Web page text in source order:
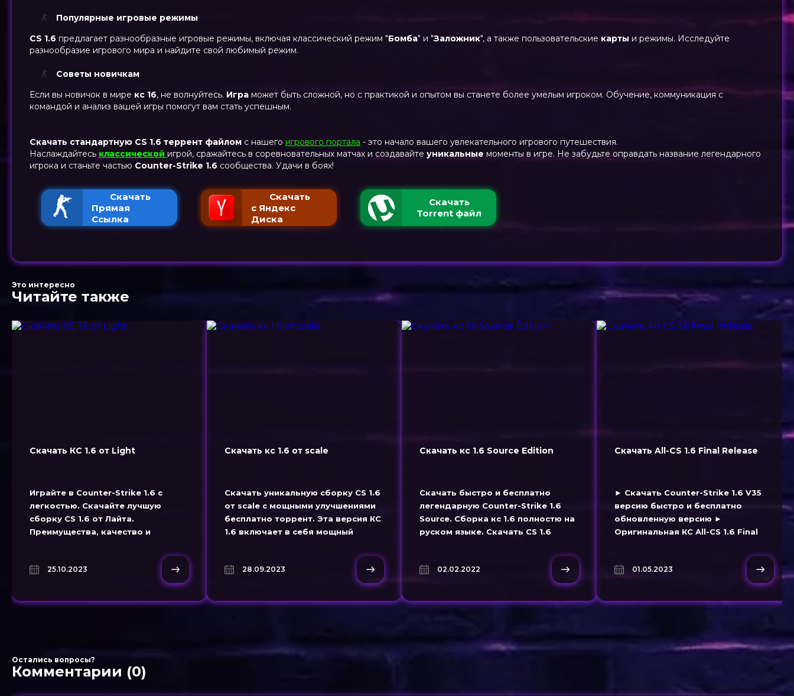
Популярные игровые режимы
CS 1.6 предлагает разнообразные игровые режимы, включая классический режим "Бомба" и "Заложник", а также пользовательские карты и режимы. Исследуйте
разнообразие игрового мира и найдите свой любимый режим.
Советы новичкам
Если вы новичок в мире кс 16, не волнуйтесь. Игра может быть сложной, но с практикой и опытом вы станете более умелым игроком. Обучение, коммуникация с
командой и анализ вашей игры помогут вам стать успешным.
Скачать стандартную CS 1.6 террент файлом с нашего игрового портала - это начало вашего увлекательного игрового путешествия.
Наслаждайтесь классической игрой, сражайтесь в соревновательных матчах и создавайте уникальные моменты в игре. Не забудьте оправдать название легендарного
игрока и станьте частью Counter-Strike 1.6 сообщества. Удачи в боях!
Скачать
Прямая
Ссылка
Скачать
с Яндекс
Диска
Скачать
Torrent файл
Это интересно
Читайте также
Скачать КС 1.6 от Light
Играйте в Counter-Strike 1.6 с
легкостью. Скачайте лучшую
сборку CS 1.6 от Лайта.
Преимущества, качество и
25.10.2023
Скачать кс 1.6 от scale
Скачать уникальную сборку CS 1.6
от scale с мощными улучшениями
бесплатно торрент. Эта версия КС
1.6 включает в себя мощный
28.09.2023
Скачать кс 1.6 Source Edition
Скачать быстро и бесплатно
легендарную Counter-Strike 1.6
Source. Сборка кс 1.6 полностю на
руском языке. Скачать CS 1.6
02.02.2022
Скачать All-CS 1.6 Final Release
► Скачать Counter-Strike 1.6 V35
версию быстро и бесплатно
обновленную версию ►
Оригинальная КС All-CS 1.6 Final
01.05.2023
Остались вопросы?
Комментарии (0)